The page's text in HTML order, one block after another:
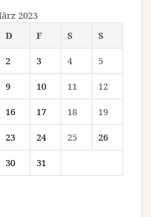
2023
D F S S
2 3 4 5
9 10 11 12
16 17 18 19
23 24 25 26
30 31